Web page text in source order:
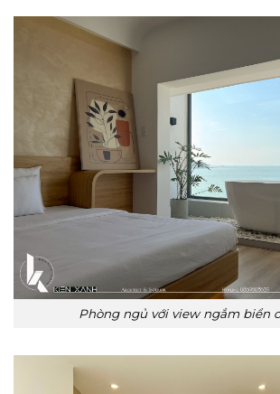
Phòng ngủ với view ngắm biển